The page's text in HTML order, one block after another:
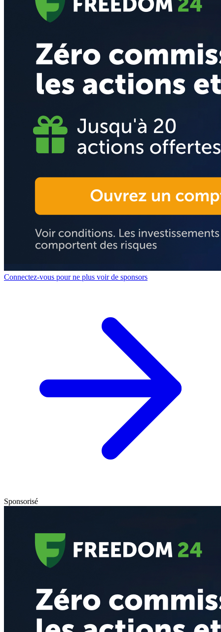
Connectez-vous pour ne plus voir de sponsors
Sponsorisé